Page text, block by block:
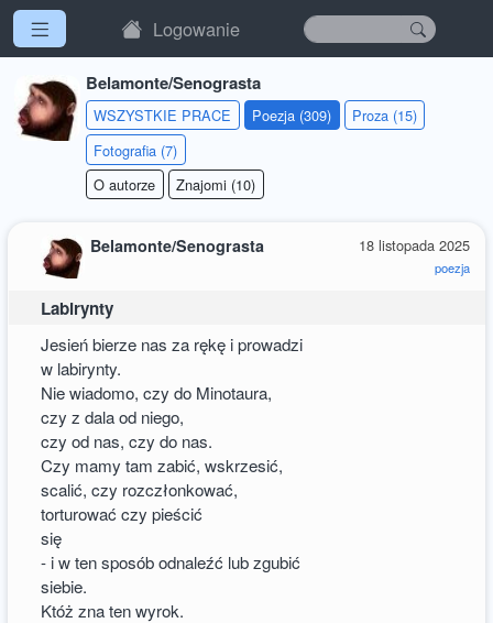
Logowanie
Belamonte/Senograsta
WSZYSTKIE PRACE Poezja (309)
Proza (15)
Fotografia (7)
O autorze
Znajomi (10)
18 listopada 2025
poezja
Belamonte/Senograsta
Labirynty
Jesień bierze nas za rękę i prowadzi
w labirynty.
Nie wiadomo, czy do Minotaura,
czy z dala od niego,
czy od nas, czy do nas.
Czy mamy tam zabić, wskrzesić,
scalić, czy rozczłonkować,
torturować czy pieścić
się
- i w ten sposób odnaleźć lub zgubić
siebie.
Któż zna ten wyrok.